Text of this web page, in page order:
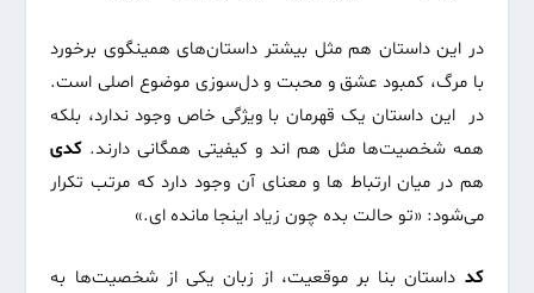
در این داستان هم مثل بیشتر داستان‌های همینگوی برخورد
با مرگ، کمبود عشق و محبت و دل‌سوزی موضوع اصلی است.
در این داستان یک قهرمان با ویژگی خاص وجود ندارد، بلکه
همه شخصیت‌ها مثل هم اند و کیفیتی همگانی دارند. کدی
هم در میان ارتباط ها و معنای آن وجود دارد که مرتب تکرار
می‌شود: «تو حالت بده چون زیاد اینجا مانده ای.»
کد داستان بنا بر موقعیت، از زبان یکی از شخصیت‌ها به